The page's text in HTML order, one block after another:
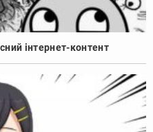
інтернет-контент